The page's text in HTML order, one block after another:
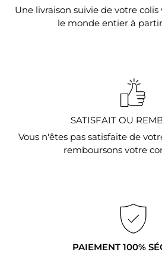
Une livraison suivie de votre
le monde entier à
SATISFAIT OU
Vous n'êtes pas satisfaite de
remboursons votre
PAIEMENT 100%